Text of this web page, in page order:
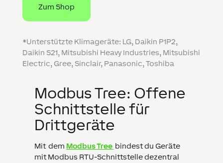
Zum Shop
*Unterstützte Klimageräte: LG, Daikin P1P2,
Daikin S21, Mitsubishi Heavy Industries, Mitsubishi
Electric, Gree, Sinclair, Panasonic, Toshiba
Modbus Tree: Offene
Schnittstelle für
Drittgeräte
Mit dem Modbus Tree bindest du Geräte
mit Modbus RTU-Schnittstelle dezentral